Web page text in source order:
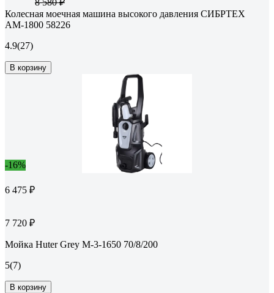
8 580 ₽
Колесная моечная машина высокого давления СИБРТЕХ
АМ-1800 58226
4.9(27)
В корзину
-16%
6 475 ₽
7 720 ₽
Мойка Huter Grey M-3-1650 70/8/200
5(7)
В корзину